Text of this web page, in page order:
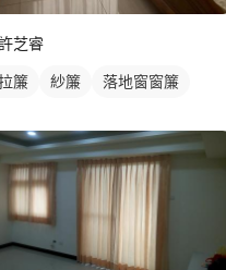
芝睿
簾 紗簾 落地窗窗簾